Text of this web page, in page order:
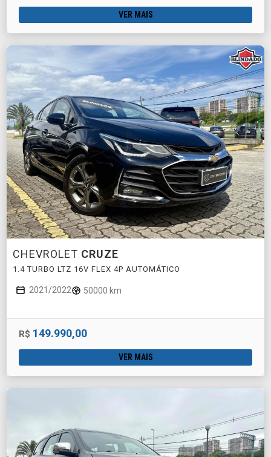
VER MAIS
CHEVROLET CRUZE
1.4 TURBO LTZ 16V FLEX 4P AUTOMÁTICO
2021/2022 50000 km
R$ 149.990,00
VER MAIS